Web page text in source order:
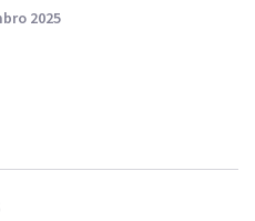
2025